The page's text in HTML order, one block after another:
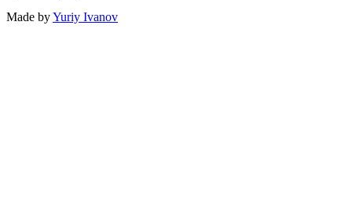
Made byYuriy Ivanov